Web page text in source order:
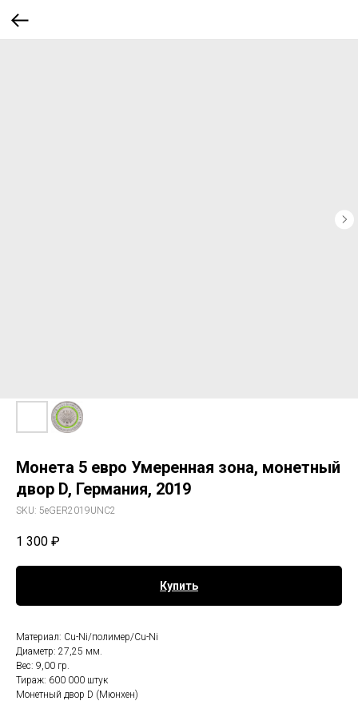
Монета 5 евро Умеренная зона, монетный
двор D, Германия, 2019
SKU: 5eGER2019UNC2
1 300 ₽
Купить
Материал: Cu-Ni/полимер/Cu-Ni
Диаметр: 27,25 мм.
Вес: 9,00 гр.
Тираж: 600 000 штук
Монетный двор D (Мюнхен)